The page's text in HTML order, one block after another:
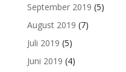
September 2019 (5)
August 2019 (7)
Juli 2019 (5)
Juni 2019 (4)